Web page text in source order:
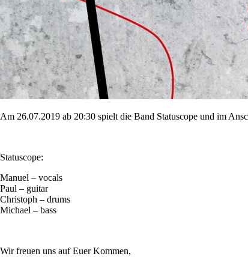
Am 26.07.2019 ab 20:30 spielt die Band Statuscope und im
Statuscope:
Manuel – vocals
Paul – guitar
Christoph – drums
Michael – bass
Wir freuen uns auf Euer Kommen,